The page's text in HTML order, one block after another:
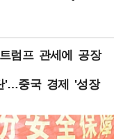
럼프 관세에 공장
'…중국 경제 '성장